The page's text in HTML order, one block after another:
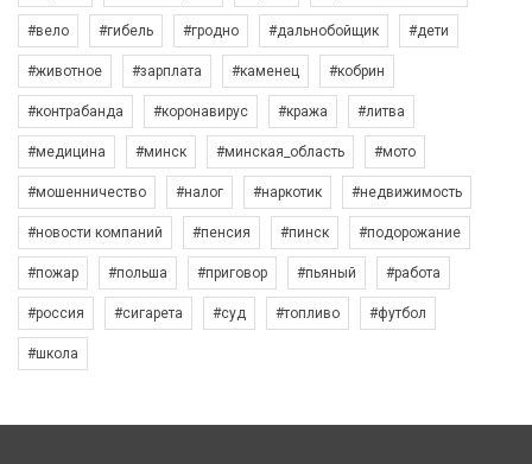
#вело #гибель #гродно #дальнобойщик #дети
#животное #зарплата #каменец #кобрин
#контрабанда #коронавирус #кража #литва
#медицина #минск #минская_область #мото
#мошенничество #налог #наркотик #недвижимость
#новости компаний #пенсия #пинск #подорожание
#пожар #польша #приговор #пьяный #работа
#россия #сигарета #суд #топливо #футбол
#школа